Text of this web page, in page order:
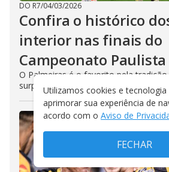
DO R7/04/03/2026
Confira o histórico
interior nas finais do
Campeonato Paulista
O Palmeiras é o favorito pela
surpresas contra o interior em 1986
Utilizamos cookies e tecnologia
aprimorar sua experiência de
acordo com o Aviso de
FECHAR